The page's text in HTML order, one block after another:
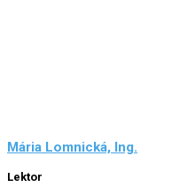
Mária Lomnická, Ing.
Lektor